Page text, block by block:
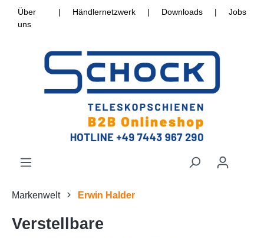
Über
uns
| Händlernetzwerk | Downloads | Jobs
Markenwelt Erwin Halder
Verstellbare